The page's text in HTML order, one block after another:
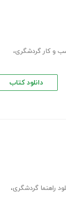
و کار گردشگری،
دانلود کتاب
راهنما گردشگری،